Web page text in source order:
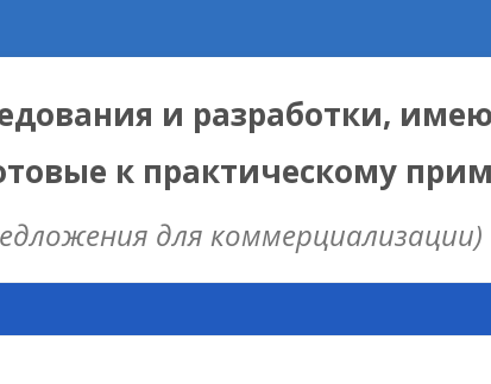
и разработки,
к практическому
для коммерциализации)
Skip